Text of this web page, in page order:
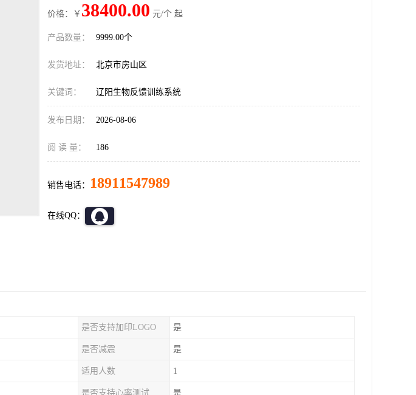
价格：￥ 38400.00 元/个 起
产品数量： 9999.00个
发货地址： 北京市房山区
关键词： 辽阳生物反馈训练系统
发布日期： 2026-08-06
阅 读 量： 186
销售电话： 18911547989
在线QQ：
是否支持加印LOGO 是
是否减震 是
适用人数 1
是否支持心率测试 是